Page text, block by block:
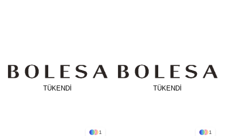
TÜKENDI
1
TÜKENDI
1